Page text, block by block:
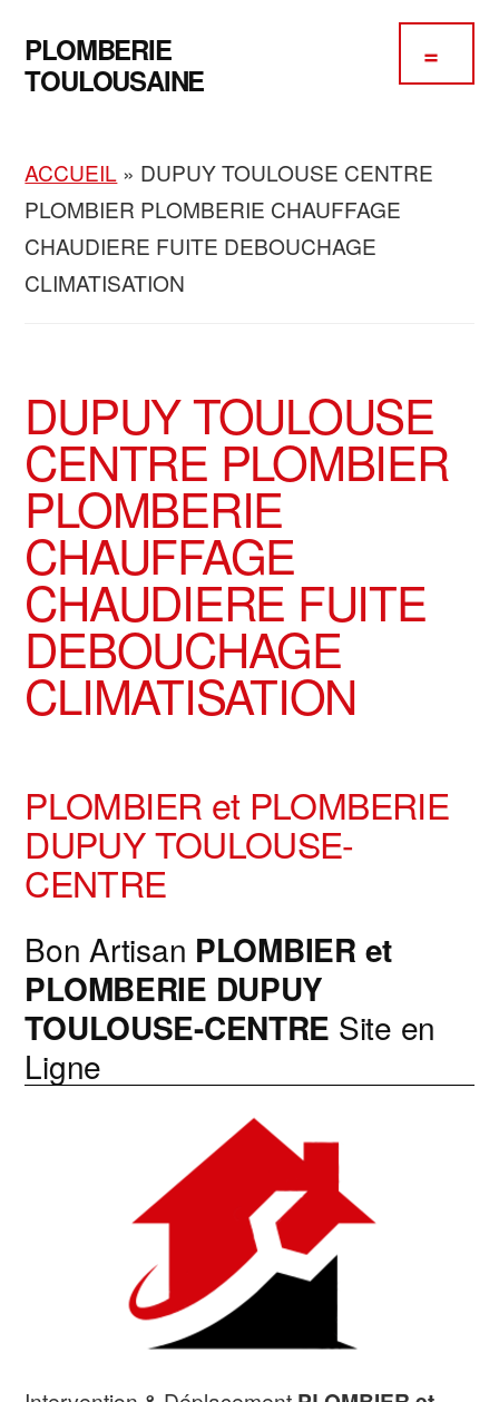
contenu
principal
barre
footer
Additional
menu
PLOMBERIE
TOULOUSAINE
Climatisation
ACCUEIL » DUPUY TOULOUSE CENTRE
PLOMBIER PLOMBERIE CHAUFFAGE
CHAUDIERE FUITE DEBOUCHAGE
CLIMATISATION
DUPUY TOULOUSE
CENTRE PLOMBIER
PLOMBERIE
CHAUFFAGE
CHAUDIERE FUITE
DEBOUCHAGE
CLIMATISATION
PLOMBIER et PLOMBERIE
DUPUY TOULOUSE-
CENTRE
Bon Artisan PLOMBIER et
PLOMBERIE DUPUY
TOULOUSE-CENTRE Site en
Ligne